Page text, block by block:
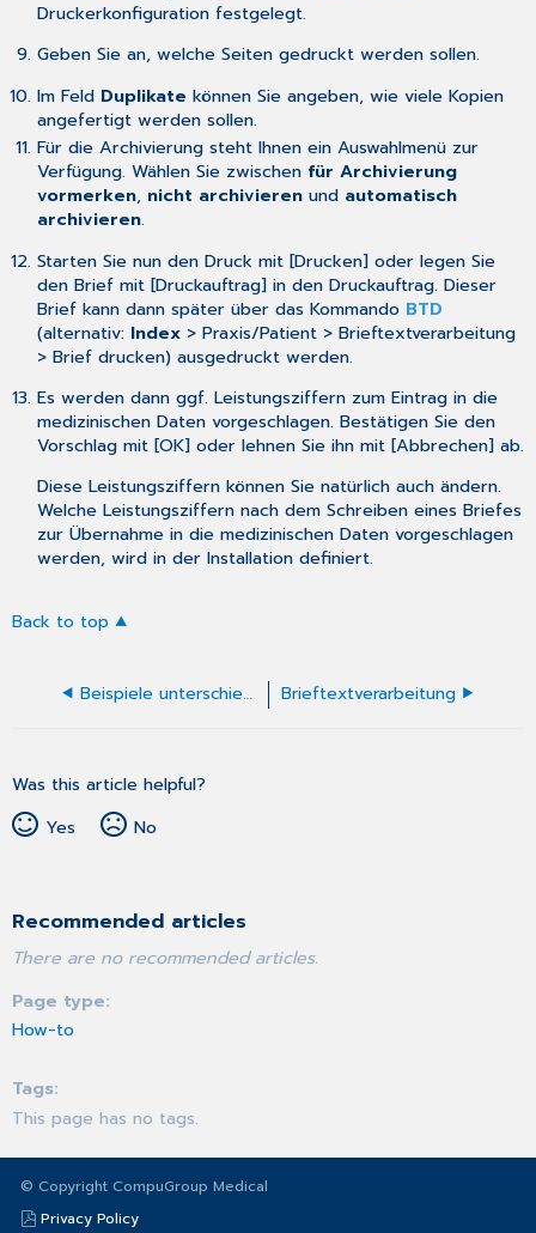
Druckerkonfigurationfestgelegt.
Geben Sie an, welche Seiten gedruckt werden sollen.
Im Feld Duplikate können Sie angeben, wie viele Kopien
angefertigt werden sollen.
Für die Archivierungsteht Ihnen ein Auswahlmenü zur
Verfügung. Wählen Sie zwischen für Archivierung
vormerken, nicht archivierenund automatisch
archivieren.
Starten Sie nun den Druck mit [Drucken] oder legen Sie
den Brief mit [Druckauftrag] in den Druckauftrag. Dieser
Brief kann dann später über das Kommando BTD
(alternativ: Index> Praxis/Patient > Brieftextverarbeitung
> Brief drucken) ausgedruckt werden.
Es werden dann ggf. Leistungsziffern zum Eintrag in die
medizinischen Daten vorgeschlagen. Bestätigen Sie den
Vorschlag mit [OK] oder lehnen Sie ihn mit [Abbrechen] ab.
Diese Leistungsziffern können Sie natürlich auch ändern.
Welche Leistungsziffern nach dem Schreiben eines Briefes
zur Übernahme in die medizinischen Daten vorgeschlagen
werden, wird in der Installationdefiniert.
Back to top
Beispiele unterschiedlicher Formatierungs- und Umbruchmöglichkeiten Brieftextverarbeitung
Was this article helpful?
Yes
No
Recommended articles
There are no recommended articles.
Page type
How-to
Tags
This page has no tags.
© Copyright CompuGroup Medical
Privacy Policy